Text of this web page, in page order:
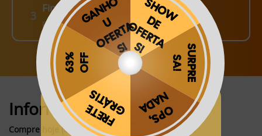
3
Finalize o seu Pedido!
pague o Frete e receba em sua casa
Informações:
Compre hoje (07/08/2026) e faça até 30/11/2026
Obrigado por se cadastrar na
Aproveite e receba as novidades e ofertas exclusivas da